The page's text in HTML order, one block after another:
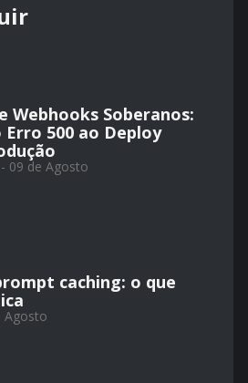
Webhooks Soberanos:
Erro 500 ao Deploy
09 de Agosto
caching: o que
Agosto